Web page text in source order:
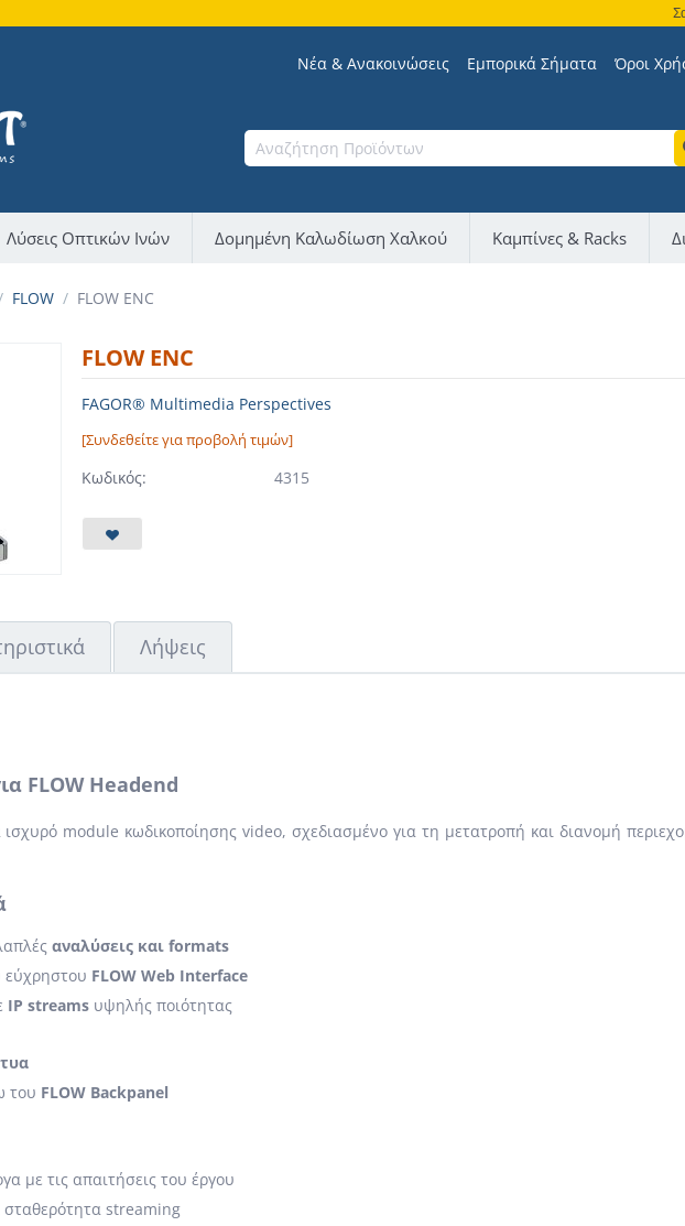
Σας
Νέα & Ανακοινώσεις Εμπορικά Σήματα Όροι
Λύσεις Οπτικών Ινών Δομημένη Καλωδίωση Χαλκού Καμπίνες & Racks
FLOW / FLOW ENC
FLOW ENC
FAGOR® Multimedia Perspectives
[Συνδεθείτε για προβολή τιμών]
Κωδικός: 4315
Λήψεις
FLOW Headend
ισχυρό module κωδικοποίησης video, σχεδιασμένο για τη μετατροπή και διανομή
αναλύσεις και formats
FLOW Web Interface
IP streams υψηλής ποιότητας
του FLOW Backpanel
με τις απαιτήσεις του έργου
σταθερότητα streaming